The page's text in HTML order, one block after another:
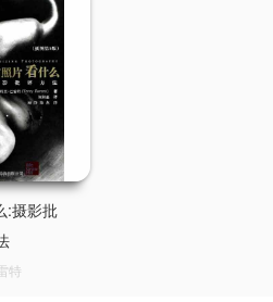
:摄影批
特